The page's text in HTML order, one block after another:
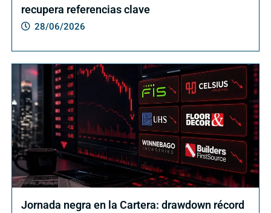
recupera referencias clave
28/06/2026
Jornada negra en la Cartera: drawdown récord